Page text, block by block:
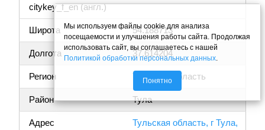
citykey_f_en (англ.)
Широта 54.188713
Долгота 37.614204
Регион Тульская область
Район Тула
Адрес
Тульская область, г Тула,
Мы используем файлы cookie для анализа
посещаемости и улучшения работы сайта. Продолжая
использовать сайт, вы соглашаетесь с нашей
Политикой обработки персональных данных
Понятно